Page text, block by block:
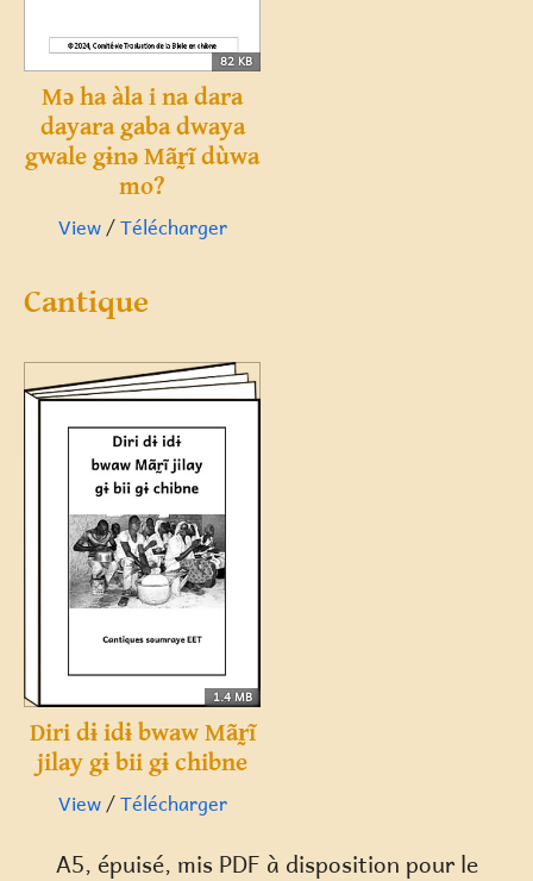
82 KB
Mə ha àla i na dara
dayara gaba dwaya
gwale gɨnə Mãr̰ĩ dùwa
mo?
View/Télécharger
Cantique
1.4 MB
Diri dɨ idɨ bwaw Mãr̰ĩ
jilay gɨ bii gɨ chibne
View/Télécharger
A5, épuisé, mis PDF à disposition pour le